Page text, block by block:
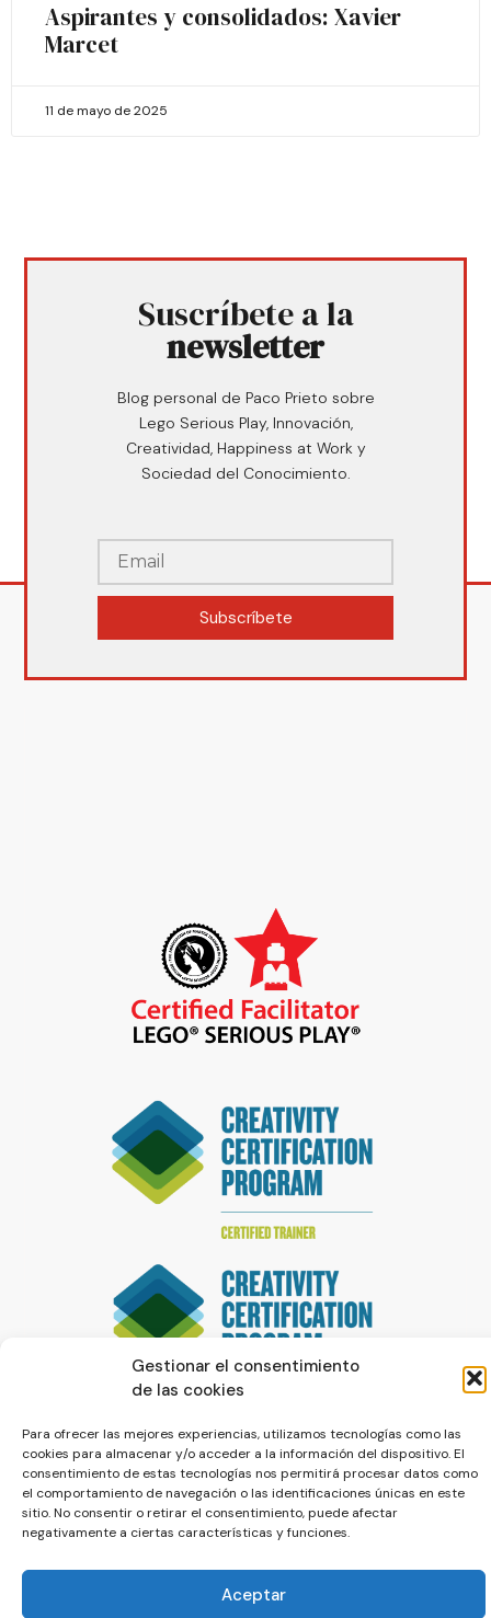
Gestionar el consentimiento
de las cookies
Para ofrecer las mejores experiencias, utilizamos tecnologías como las
cookies para almacenar y/o acceder a la información del dispositivo. El
consentimiento de estas tecnologías nos permitirá procesar datos como
el comportamiento de navegación o las identificaciones únicas en este
sitio. No consentir o retirar el consentimiento, puede afectar
negativamente a ciertas características y funciones.
Aceptar
Aspirantes y consolidados: Xavier
Marcet
11 de mayo de 2025
Suscríbete a la
newsletter
Blog personal de Paco Prieto sobre
Lego Serious Play, Innovación,
Creatividad, Happiness at Work y
Sociedad del Conocimiento.
Subscríbete
Política de privacidad